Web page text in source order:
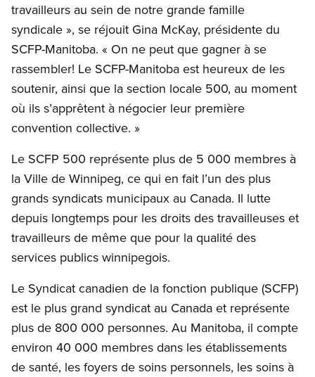
travailleurs au sein de notre grande famille
syndicale », se réjouit Gina McKay, présidente du
SCFP-Manitoba. « On ne peut que gagner à se
rassembler! Le SCFP-Manitoba est heureux de les
soutenir, ainsi que la section locale 500, au moment
où ils s’apprêtent à négocier leur première
convention collective. »
Le SCFP 500 représente plus de 5 000 membres à
la Ville de Winnipeg, ce qui en fait l’un des plus
grands syndicats municipaux au Canada. Il lutte
depuis longtemps pour les droits des travailleuses et
travailleurs de même que pour la qualité des
services publics winnipegois.
Le Syndicat canadien de la fonction publique (SCFP)
est le plus grand syndicat au Canada et représente
plus de 800 000 personnes. Au Manitoba, il compte
environ 40 000 membres dans les établissements
de santé, les foyers de soins personnels, les soins à